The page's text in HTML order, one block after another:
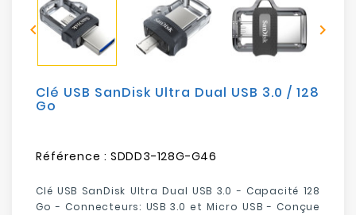
Sécurité
Mobilités
Loisirs
 
Clé USB SanDisk Ultra Dual USB 3.0 / 128
Go
Référence : SDDD3-128G-G46
Clé USB SanDisk Ultra Dual USB 3.0 - Capacité 128
Go - Connecteurs: USB 3.0 et Micro USB - Conçue